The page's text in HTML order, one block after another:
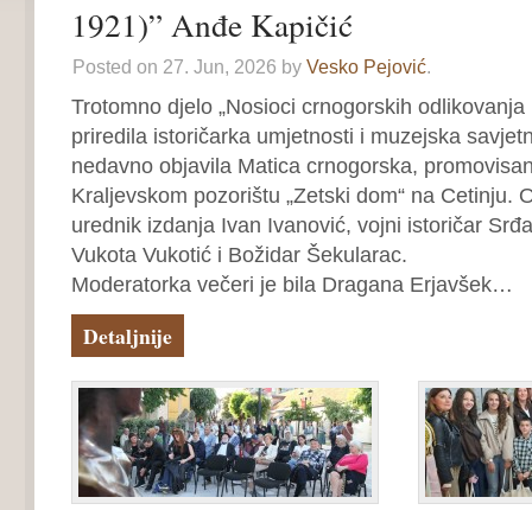
1921)” Anđe Kapičić
Posted on 27. Jun, 2026 by Vesko Pejović.
Trotomno djelo „Nosioci crnogorskih odlikovanja
priredila istoričarka umjetnosti i muzejska
nedavno objavila Matica crnogorska,
Kraljevskom pozorištu „Zetski dom“ na Cetinju.
urednik izdanja Ivan Ivanović, vojni istoričar
Vukota Vukotić i Božidar Šekularac.
Moderatorka večeri je bila Dragana Erjavšek…
Detaljnije